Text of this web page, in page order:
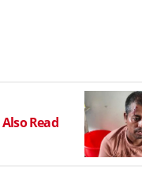
Also Read